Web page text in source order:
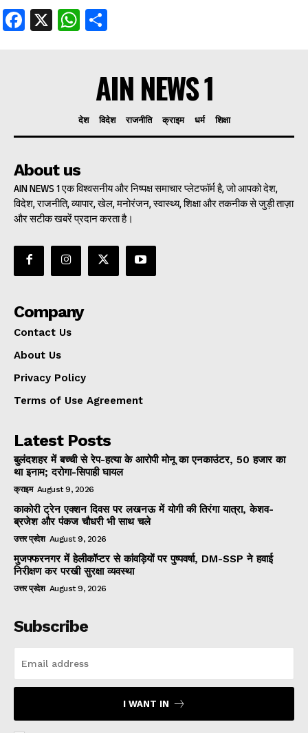
Facebook
X WhatsApp
AIN NEWS 1
देश विदेश राजनीति क्राइम धर्म शिक्षा
About us
AIN NEWS 1 एक विश्वसनीय और निष्पक्ष समाचार प्लेटफॉर्म है, जो आपको देश,
विदेश, राजनीति, व्यापार, खेल, मनोरंजन, स्वास्थ्य, शिक्षा और तकनीक से जुड़ी ताज़ा
और सटीक खबरें प्रदान करता है।
Company
Contact Us
About Us
Privacy Policy
Terms of Use Agreement
Latest Posts
बुलंदशहर में बच्ची से रेप-हत्या के आरोपी मोनू का एनकाउंटर, 50 हजार का
था इनाम; दरोगा-सिपाही घायल
क्राइम August 9, 2026
काकोरी ट्रेन एक्शन दिवस पर लखनऊ में योगी की तिरंगा यात्रा, केशव-
ब्रजेश और पंकज चौधरी भी साथ चले
उत्तर प्रदेश August 9, 2026
मुजफ्फरनगर में हेलीकॉप्टर से कांवड़ियों पर पुष्पवर्षा, DM-SSP ने हवाई
निरीक्षण कर परखी सुरक्षा व्यवस्था
उत्तर प्रदेश August 9, 2026
Subscribe
I WANT IN